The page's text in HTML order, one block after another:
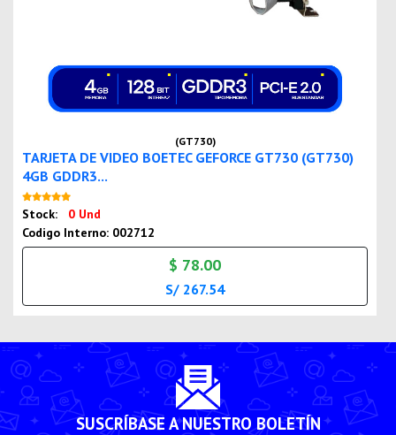
(GT730)
TARJETA DE VIDEO BOETEC GEFORCE GT730 (GT730)
4GB GDDR3...
Stock:
0 Und
Codigo Interno: 002712
$ 78.00
S/ 267.54
SUSCRÍBASE A NUESTRO BOLETÍN